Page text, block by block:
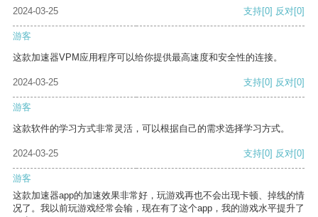
2024-03-25 支持[0] 反对[0]
游客
这款加速器VPM应用程序可以给你提供最高速度和安全性的连接。
2024-03-25 支持[0] 反对[0]
游客
这款软件的学习方式非常灵活，可以根据自己的需求选择学习方式。
2024-03-25 支持[0] 反对[0]
游客
这款加速器app的加速效果非常好，玩游戏再也不会出现卡顿、掉线的情
况了。我以前玩游戏经常会输，现在有了这个app，我的游戏水平提升了